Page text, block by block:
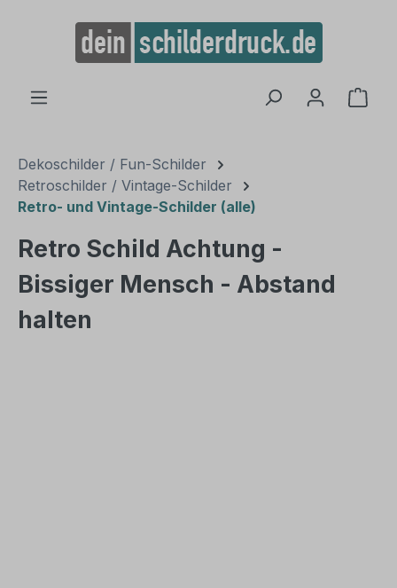
springen
Dekoschilder / Fun-Schilder
Retroschilder / Vintage-Schilder
Retro- und Vintage-Schilder (alle)
Retro Schild Achtung -
Bissiger Mensch - Abstand
halten